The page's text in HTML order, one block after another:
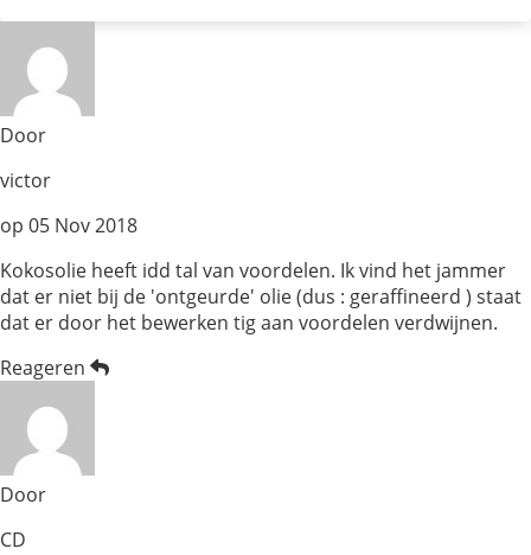
Door
victor
op 05 Nov 2018
Kokosolie heeft idd tal van voordelen. Ik vind het jammer
dat er niet bij de 'ontgeurde' olie (dus : geraffineerd ) staat
dat er door het bewerken tig aan voordelen verdwijnen.
Reageren
Door
CD